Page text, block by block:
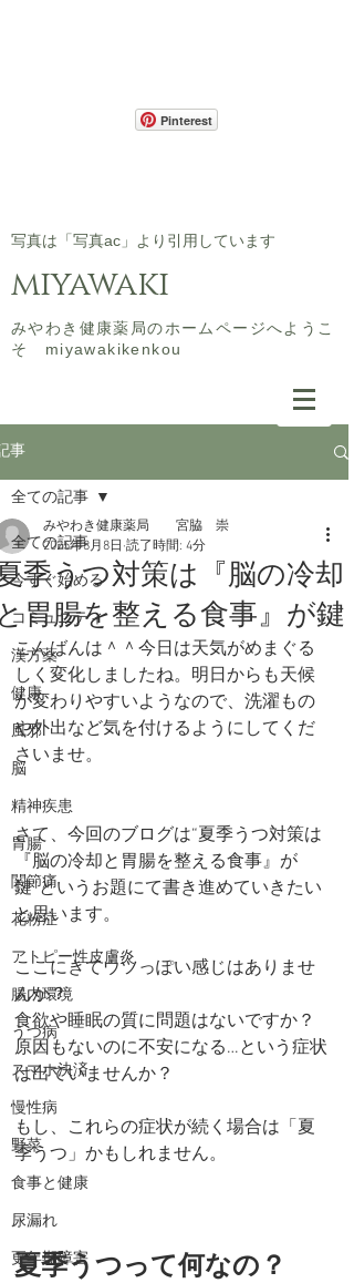
Pinterest
​写真は「写真ac」より引用しています
miyawaki
​みやわき健康薬局のホームページへようこ
そ miyawakikenkou
事
全ての記事
今すぐ始める
コミュニティ
漢方薬
健康
風邪
脳
精神疾患
胃腸
関節痛
花粉症
アトピー性皮膚炎
腸内環境
うつ病
スマホ決済
慢性病
野菜
食事と健康
尿漏れ
更年期障害
全ての記事
季うつ対策は『脳の冷却
胃腸を整える食事』が鍵
みやわき健康薬局 宮脇 崇
2025年8月8日 読了時間: 4分
こんばんは＾＾今日は天気がめまぐる
しく変化しましたね。明日からも天候
が変わりやすいようなので、洗濯もの
や外出など気を付けるようにしてくだ
さいませ。
さて、今回のブログは“夏季うつ対策は
『脳の冷却と胃腸を整える食事』が
鍵”というお題にて書き進めていきたい
と思います。
ここにきてウツっぽい感じはありませ
んか？
食欲や睡眠の質に問題はないですか？
原因もないのに不安になる…という症状
は出ていませんか？
もし、これらの症状が続く場合は「夏
季うつ」かもしれません。
夏季うつって何なの？